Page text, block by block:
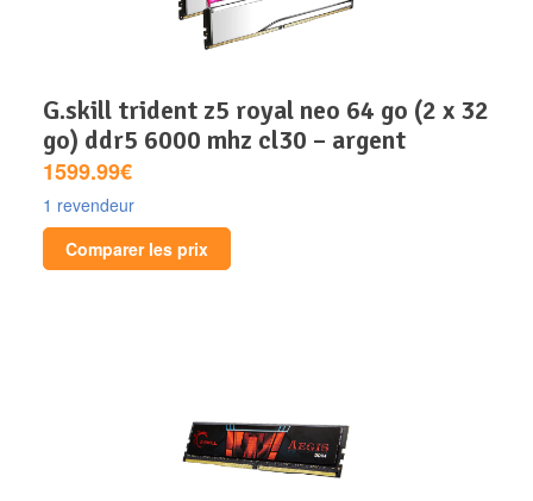
g.skill trident z5 royal neo 64 go (2 x 32
go) ddr5 6000 mhz cl30 – argent
1599.99€
1 revendeur
Comparer les prix